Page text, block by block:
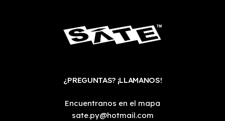
¿PREGUNTAS? ¡LLAMANOS!
Encuentranos en el mapa
sate.py@hotmail.com